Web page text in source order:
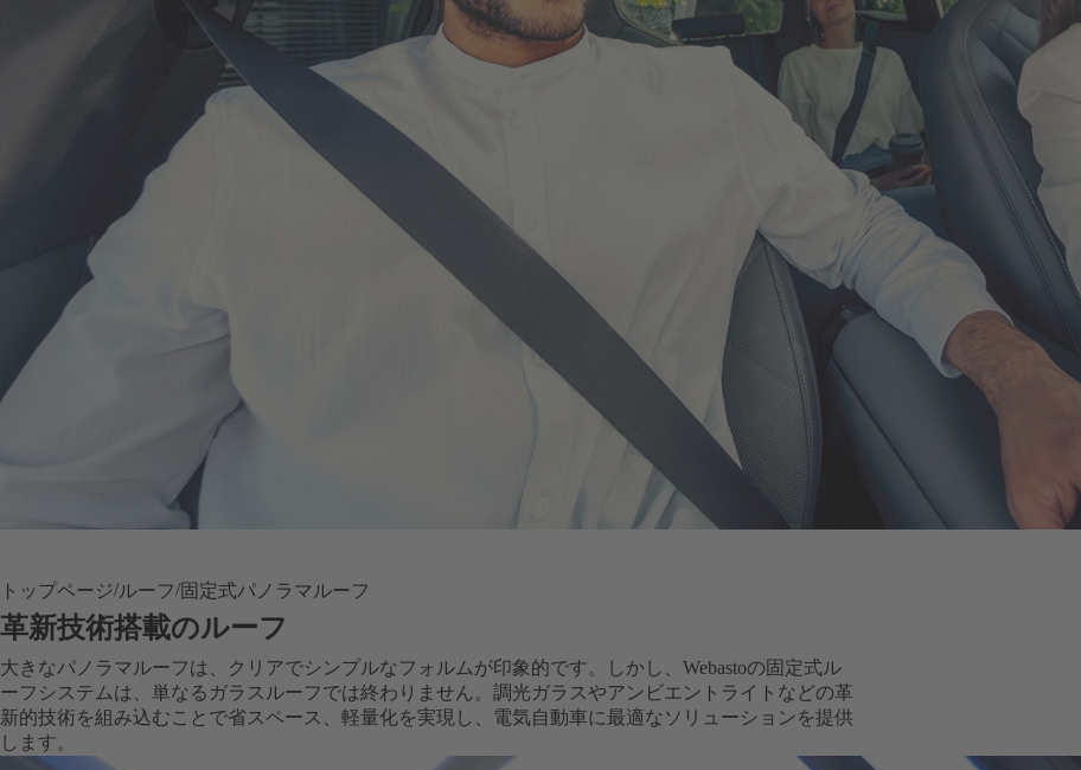
トップページ ルーフ 固定式パノラマルーフ
革新技術搭載のルーフ
大きなパノラマルーフは、クリアでシンプルなフォルムが印象的です。しかし、Webastoの固定式ル
ーフシステムは、単なるガラスルーフでは終わりません。調光ガラスやアンビエントライトなどの革
新的技術を組み込むことで省スペース、軽量化を実現し、電気自動車に最適なソリューションを提供
します。